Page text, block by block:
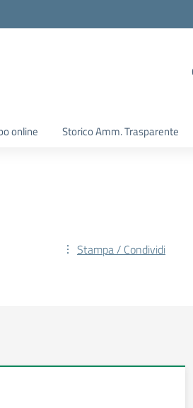
online Storico Amm. Trasparente
Stampa / Condividi